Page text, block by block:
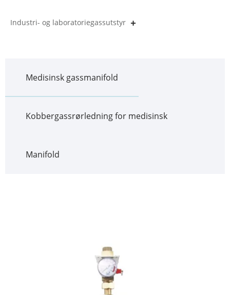
Industri- og laboratoriegassutstyr
Medisinsk gassmanifold
Kobbergassrørledning for medisinsk
Manifold